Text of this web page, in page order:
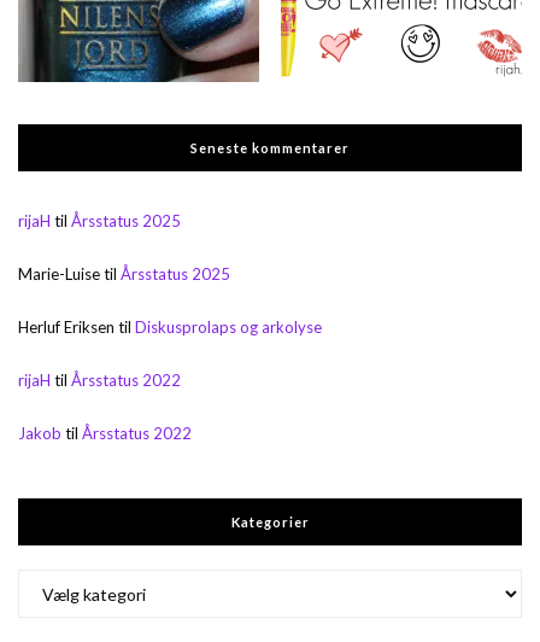
Seneste kommentarer
rijaH til Årsstatus 2025
Marie-Luisetil Årsstatus 2025
Herluf Eriksen til Diskusprolaps og arkolyse
rijaH til Årsstatus 2022
Jakob til Årsstatus 2022
Kategorier